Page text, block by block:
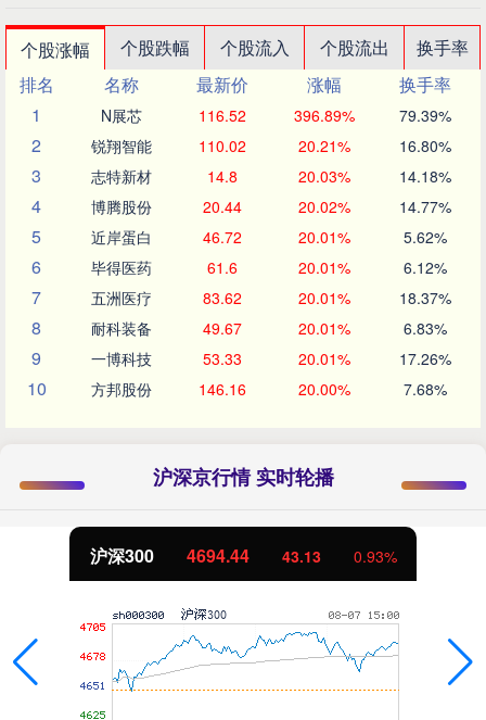
个股涨幅 个股跌幅 个股流入 个股流出
换手率
排名
名称 最新价 涨幅
换手率
1
N展芯 116.52 396.89% 79.39%
2 锐翔智能 110.02 20.21% 16.80%
3 志特新材 14.8 20.03% 14.18%
4 博腾股份 20.44 20.02% 14.77%
5 近岸蛋白 46.72 20.01% 5.62%
6 毕得医药 61.6 20.01% 6.12%
7 五洲医疗 83.62 20.01% 18.37%
8 耐科装备 49.67 20.01% 6.83%
9 一博科技 53.33 20.01% 17.26%
10 方邦股份 146.16 20.00% 7.68%
沪深京行情 实时轮播
北证50 1134.24 11.37 1.01%